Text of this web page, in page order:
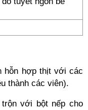
hỗn hợp thịt với các
thành các viên).
với bột nếp cho